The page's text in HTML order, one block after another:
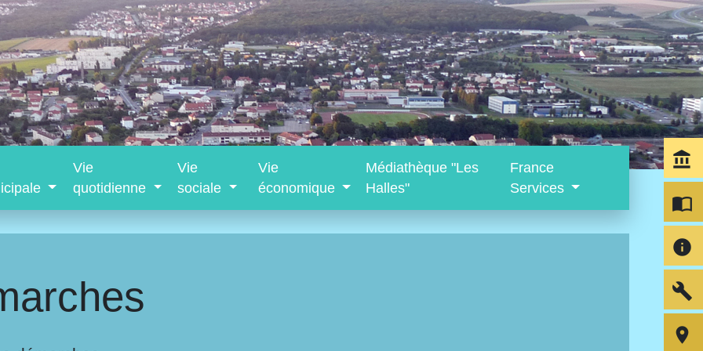
Vie
quotidienne
Vie
sociale
Vie
économique
Médiathèque "Les
Halles"
France
Services
account_balance
import_contacts
info
build
room